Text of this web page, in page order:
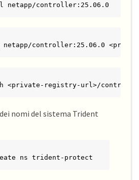
netapp/controller:25.06.0
netapp/controller:25.06.0
<private-registry-url>/
nomi del sistema Trident
ns trident-protect